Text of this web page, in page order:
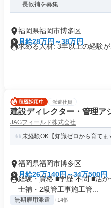
長候補を募集
福岡県福岡市博多区
月給28万円～38万円
求める人材: 3年以上の経験が
派遣社員
建設ディレクター・管理ア
JAGフィールド株式会社
未経験OK【知識ゼロから育てま
福岡県福岡市博多区
月給26万140円～34万500円
経験・資格 ■学歴 不問 ■活
士補・2級管工事施工管...
無期雇用派遣 +14個